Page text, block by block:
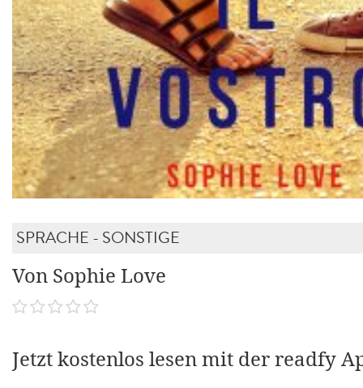
SPRACHE - SONSTIGE
Von Sophie Love
Jetzt kostenlos lesen mit der readfy